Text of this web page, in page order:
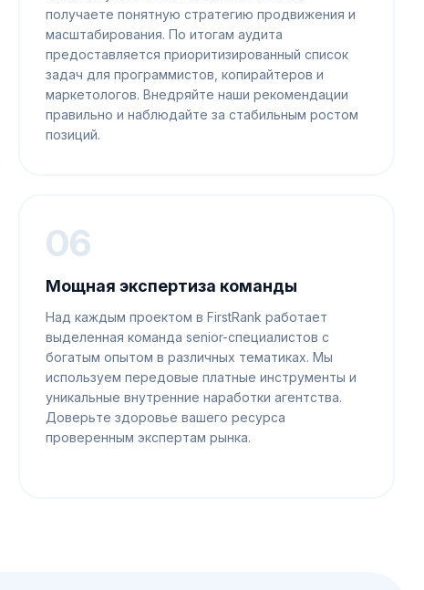
получаете понятную стратегию продвижения и
масштабирования. По итогам аудита
предоставляется приоритизированный список
задач для программистов, копирайтеров и
маркетологов. Внедряйте наши рекомендации
правильно и наблюдайте за стабильным ростом
позиций.
06
Мощная экспертиза команды
Над каждым проектом в FirstRank работает
выделенная команда senior-специалистов с
богатым опытом в различных тематиках. Мы
используем передовые платные инструменты и
уникальные внутренние наработки агентства.
Доверьте здоровье вашего ресурса
проверенным экспертам рынка.